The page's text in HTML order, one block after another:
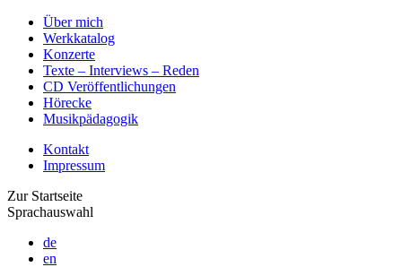
Über mich
Werkkatalog
Konzerte
Texte – Interviews – Reden
CD Veröffentlichungen
Hörecke
Musikpädagogik
Kontakt
Impressum
Zur Startseite
Sprachauswahl
de
en